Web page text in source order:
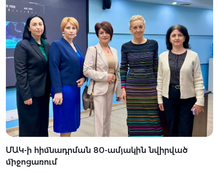
ՄԱԿ-ի հիմնադրման 80-ամյակին նվիրված
միջոցառում